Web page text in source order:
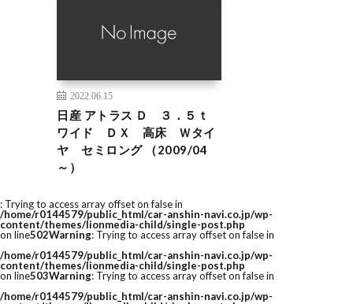
2022.06.15
日産 アトラス Ｄ ３．５ｔ
ワイド ＤＸ 高床 Ｗタイ
ヤ セミロング （2009/04
～）
: Trying to access array offset on false in
/home/r0144579/public_html/car-anshin-navi.co.jp/wp-
content/themes/lionmedia-child/single-post.php
on line502Warning: Trying to access array offset on false in
/home/r0144579/public_html/car-anshin-navi.co.jp/wp-
content/themes/lionmedia-child/single-post.php
on line503Warning: Trying to access array offset on false in
/home/r0144579/public_html/car-anshin-navi.co.jp/wp-